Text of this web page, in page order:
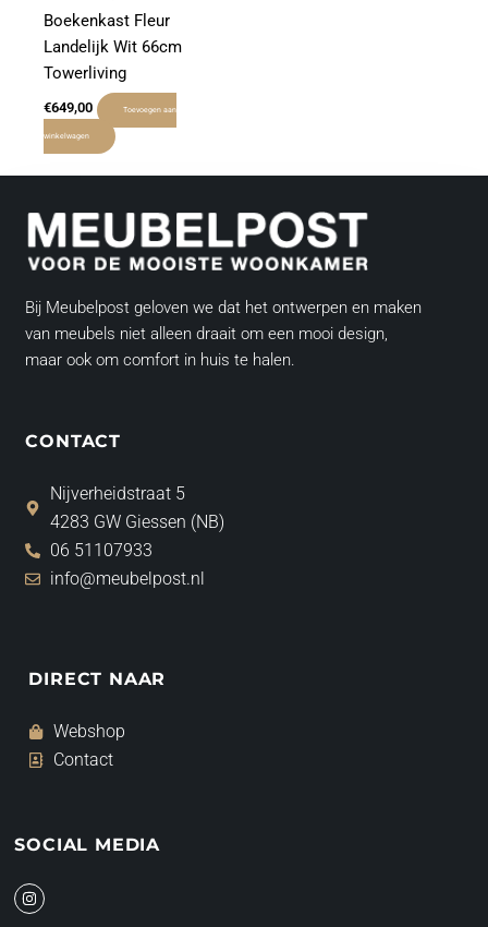
Boekenkast Fleur
Landelijk Wit 66cm
Towerliving
€649,00 Toevoegen aan
winkelwagen
Bij Meubelpost geloven we dat het ontwerpen en maken
van meubels niet alleen draait om een mooi design,
maar ook om comfort in huis te halen.
CONTACT
Nijverheidstraat 5
4283 GW Giessen (NB)
06 51107933
info@meubelpost.nl
DIRECT NAAR
Webshop
Contact
SOCIAL MEDIA
I
n
s